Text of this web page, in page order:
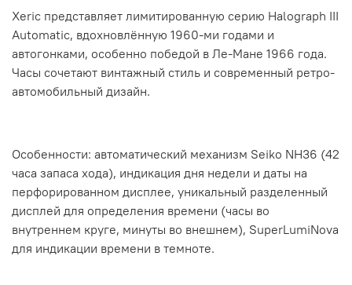
Xeric представляет лимитированную серию Halograph III
Automatic, вдохновлённую 1960-ми годами и
автогонками, особенно победой в Ле-Мане 1966 года.
Часы сочетают винтажный стиль и современный ретро-
автомобильный дизайн.
Особенности: автоматический механизм Seiko NH36 (42
часа запаса хода), индикация дня недели и даты на
перфорированном дисплее, уникальный разделенный
дисплей для определения времени (часы во
внутреннем круге, минуты во внешнем), SuperLumiNova
для индикации времени в темноте.